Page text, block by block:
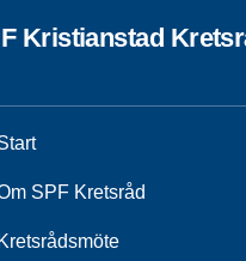
Kristianstad
SPF Kretsråd
Kretsrådsmöte